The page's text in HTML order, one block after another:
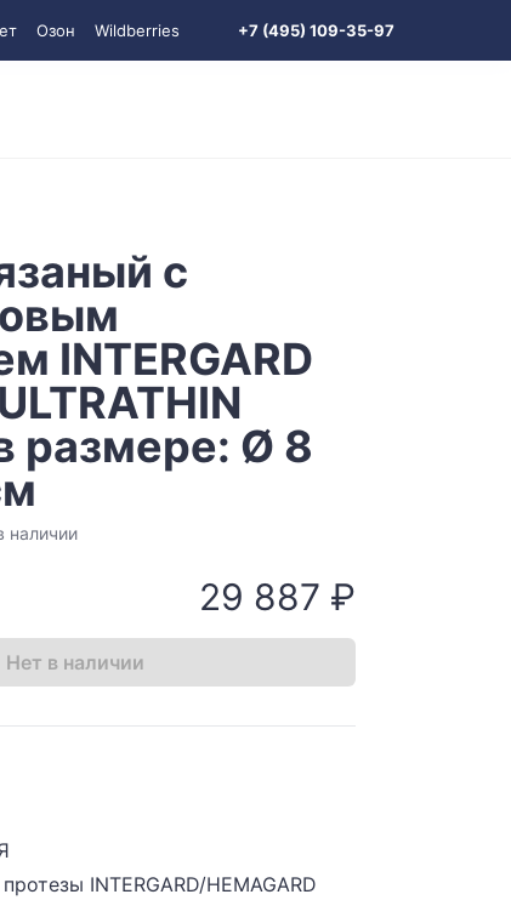
Озон Wildberries +7 (495) 109-35-97
с
INTERGARD
размере: Ø 8
наличии
29 887 ₽
Нет в наличии
INTERGARD/HEMAGARD